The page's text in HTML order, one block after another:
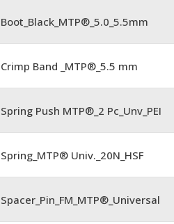
Boot_Black_MTP®_5.0_5.5mm
Crimp Band _MTP®_5.5 mm
Spring Push MTP®_2 Pc_Unv_PEI
Spring_MTP® Univ._20N_HSF
Spacer_Pin_FM_MTP®_Universal